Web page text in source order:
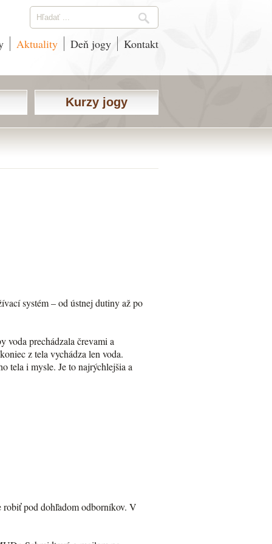
Aktuality Deň jogy Kontakt
Kurzy jogy
systém – od ústnej dutiny až po
voda prechádzala črevami a
z tela vychádza len voda.
tela i mysle. Je to najrýchlejšia a
robiť pod dohľadom odborníkov. V